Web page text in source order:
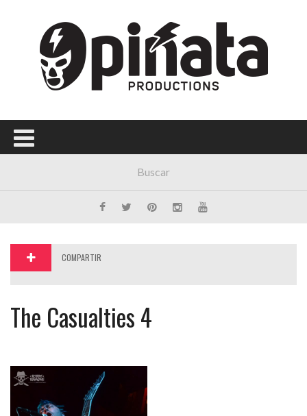
Menú Principal
PORTADA
CONCIERTOS
FESTIVALES
COMPARTIR
The Casualties 4